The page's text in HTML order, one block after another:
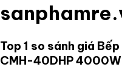
Top 1 so sánh giá
CMH-40DHP 4000W